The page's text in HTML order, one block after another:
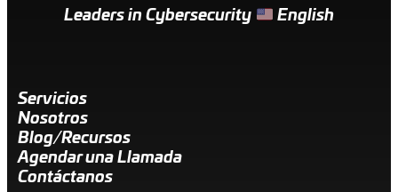
Leaders in Cybersecurity English
Servicios
Nosotros
Blog/Recursos
Agendar una Llamada
Contáctanos